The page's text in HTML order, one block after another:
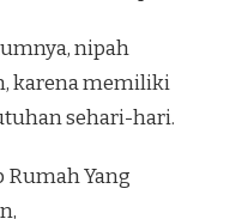
nipah
karena memiliki
sehari-hari.
Rumah Yang